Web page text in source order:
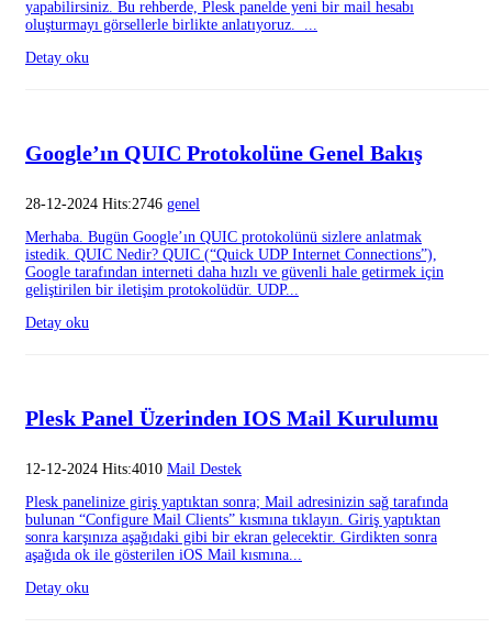
yapabilirsiniz. Bu rehberde, Plesk panelde yeni bir mail hesabı
oluşturmayı görsellerle birlikte anlatıyoruz. ...
Detay oku
Google’ın QUIC Protokolüne Genel Bakış
28-12-2024 Hits:2746 genel
Merhaba. Bugün Google’ın QUIC protokolünü sizlere anlatmak
istedik. QUIC Nedir? QUIC (“Quick UDP Internet Connections”),
Google tarafından interneti daha hızlı ve güvenli hale getirmek için
geliştirilen bir iletişim protokolüdür. UDP...
Detay oku
Plesk Panel Üzerinden IOS Mail Kurulumu
12-12-2024 Hits:4010 Mail Destek
Plesk panelinize giriş yaptıktan sonra; Mail adresinizin sağ tarafında
bulunan “Configure Mail Clients” kısmına tıklayın. Giriş yaptıktan
sonra karşınıza aşağıdaki gibi bir ekran gelecektir. Girdikten sonra
aşağıda ok ile gösterilen iOS Mail kısmına...
Detay oku